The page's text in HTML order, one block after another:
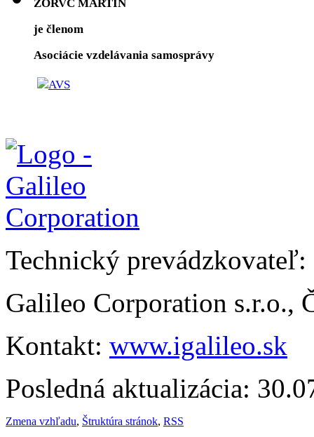
je členom
Asociácie vzdelávania samosprávy
Technický prevádzkovateľ:
Galileo Corporation s.r.o.,
Kontakt: www.igalileo.sk
Posledná aktualizácia:
Zmena vzhľadu, Štruktúra stránok, RSS